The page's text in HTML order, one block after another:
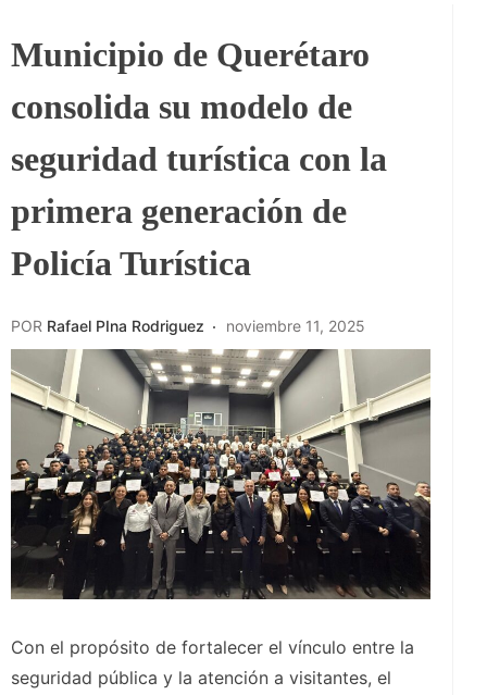
Municipio de Querétaro
consolida su modelo de
seguridad turística con la
primera generación de
Policía Turística
POR Rafael PIna Rodriguez noviembre 11, 2025
Con el propósito de fortalecer el vínculo entre la
seguridad pública y la atención a visitantes, el